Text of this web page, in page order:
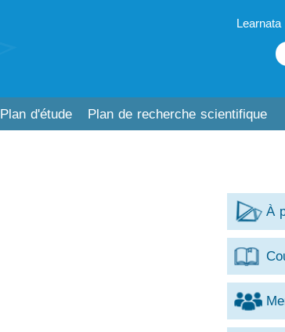
Plan d'étude Plan de recherche scientifique
À